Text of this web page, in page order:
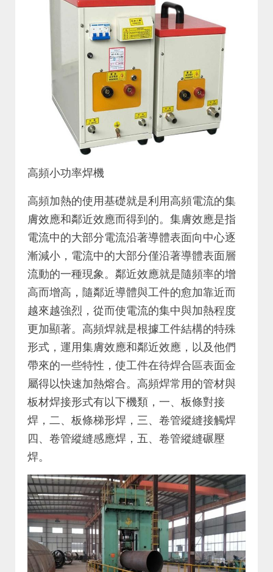
高頻小功率焊機
高頻加熱的使用基礎就是利用高頻電流的集
膚效應和鄰近效應而得到的。集膚效應是指
電流中的大部分電流沿著導體表面向中心逐
漸減小，電流中的大部分僅沿著導體表面層
流動的一種現象。鄰近效應就是隨頻率的增
高而增高，隨鄰近導體與工件的愈加靠近而
越來越強烈，從而使電流的集中與加熱程度
更加顯著。高頻焊就是根據工件結構的特殊
形式，運用集膚效應和鄰近效應，以及他們
帶來的一些特性，使工件在待焊合區表面金
屬得以快速加熱熔合。高頻焊常用的管材與
板材焊接形式有以下機類，一、板條對接
焊，二、板條梯形焊，三、卷管縱縫接觸焊
四、卷管縱縫感應焊，五、卷管縱縫碾壓
焊。